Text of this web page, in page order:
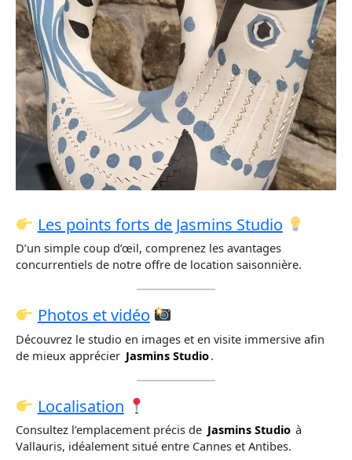
Les points forts de Jasmins Studio
D’un simple coup d’œil, comprenez les avantages
concurrentiels de notre offre de location saisonnière.
Photos et vidéo
Découvrez le studio en images et en visite immersive afin
de mieux apprécier Jasmins Studio.
Localisation
Consultez l’emplacement précis de Jasmins Studio à
Vallauris, idéalement situé entre Cannes et Antibes.